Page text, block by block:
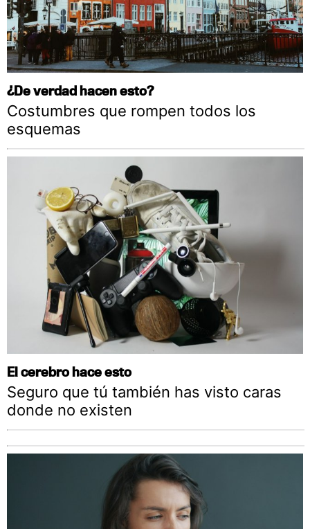
¿De verdad hacen esto?
Costumbres que rompen todos los
esquemas
El cerebro hace esto
Seguro que tú también has visto caras
donde no existen